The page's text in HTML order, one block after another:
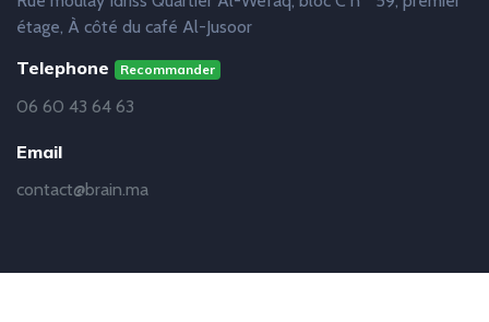
étage, À côté du café Al-Jusoor
Telephone Recommander
06 60 43 64 63
Email
contact@brain.ma